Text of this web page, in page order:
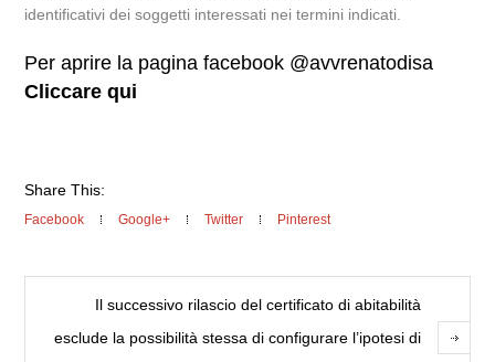
identificativi dei soggetti interessati nei termini indicati.
Per aprire la pagina facebook @avvrenatodisa
Cliccare qui
Share This:
Facebook Google+ Twitter Pinterest
Il successivo rilascio del certificato di abitabilità
esclude la possibilità stessa di configurare l’ipotesi di